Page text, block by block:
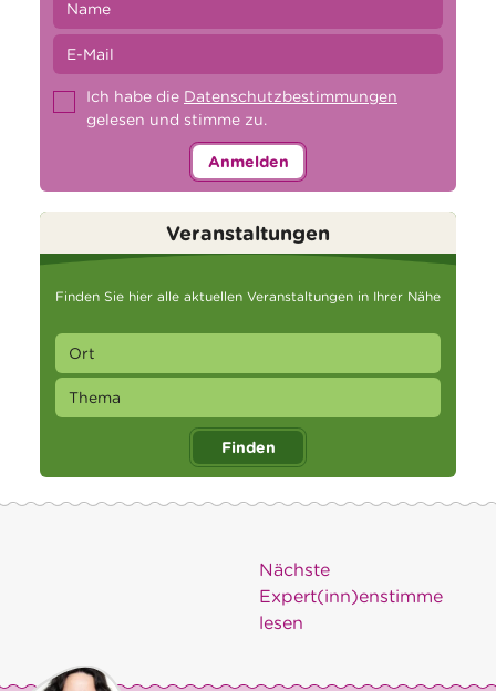
Ich habe die Datenschutzbestimmungen
gelesen und stimme zu.
Anmelden
Veranstaltungen
Finden Sie hier alle aktuellen Veranstaltungen in Ihrer Nähe
Finden
Nächste
Expert(inn)enstimme
lesen